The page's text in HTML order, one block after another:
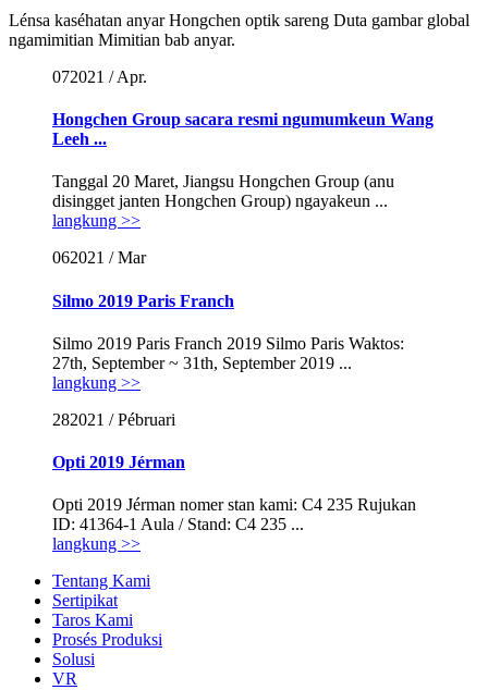
Lénsa kaséhatan anyar Hongchen optik sareng Duta gambar global
ngamimitian Mimitian bab anyar.
072021 / Apr.
Hongchen Group sacara resmi ngumumkeun Wang
Leeh ...
Tanggal 20 Maret, Jiangsu Hongchen Group (anu
disingget janten Hongchen Group) ngayakeun ...
langkung >>
062021 / Mar
Silmo 2019 Paris Franch
Silmo 2019 Paris Franch 2019 Silmo Paris Waktos:
27th, September ~ 31th, September 2019 ...
langkung >>
282021 / Pébruari
Opti 2019 Jérman
Opti 2019 Jérman nomer stan kami: C4 235 Rujukan
ID: 41364-1 Aula / Stand: C4 235 ...
langkung >>
Tentang Kami
Sertipikat
Taros Kami
Prosés Produksi
Solusi
VR